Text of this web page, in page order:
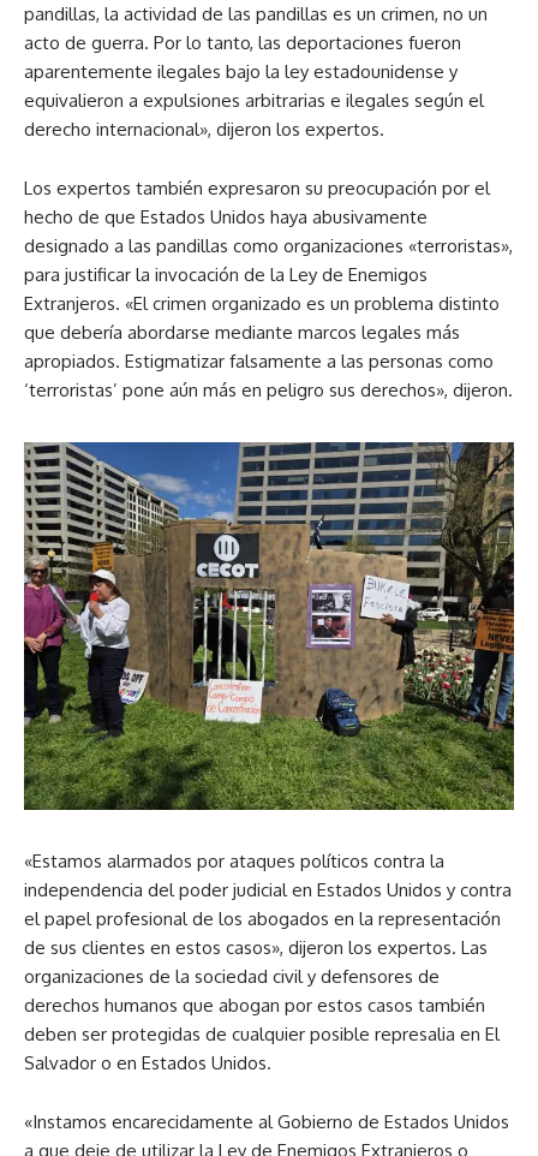
pandillas, la actividad de las pandillas es un crimen, no un
acto de guerra. Por lo tanto, las deportaciones fueron
aparentemente ilegales bajo la ley estadounidense y
equivalieron a expulsiones arbitrarias e ilegales según el
derecho internacional», dijeron los expertos.
Los expertos también expresaron su preocupación por el
hecho de que Estados Unidos haya abusivamente
designado a las pandillas como organizaciones «terroristas»,
para justificar la invocación de la Ley de Enemigos
Extranjeros. «El crimen organizado es un problema distinto
que debería abordarse mediante marcos legales más
apropiados. Estigmatizar falsamente a las personas como
‘terroristas’ pone aún más en peligro sus derechos», dijeron.
«Estamos alarmados por ataques políticos contra la
independencia del poder judicial en Estados Unidos y contra
el papel profesional de los abogados en la representación
de sus clientes en estos casos», dijeron los expertos. Las
organizaciones de la sociedad civil y defensores de
derechos humanos que abogan por estos casos también
deben ser protegidas de cualquier posible represalia en El
Salvador o en Estados Unidos.
«Instamos encarecidamente al Gobierno de Estados Unidos
a que deje de utilizar la Ley de Enemigos Extranjeros o